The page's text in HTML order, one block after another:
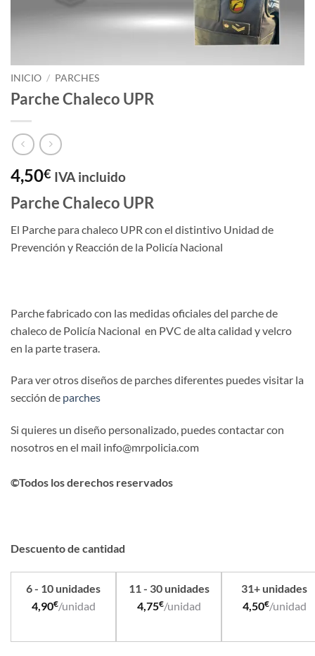
INICIO / PARCHES
Parche Chaleco UPR
4,50€ IVA incluido
Parche Chaleco UPR
El Parche para chaleco UPR con el distintivo Unidad de
Prevención y Reacción de la Policía Nacional
Parche fabricado con las medidas oficiales del parche de
chaleco de Policía Nacional en PVC de alta calidad y velcro
en la parte trasera.
Para ver otros diseños de parches diferentes puedes visitar la
sección de parches
Si quieres un diseño personalizado, puedes contactar con
nosotros en el mail info@mrpolicia.com
©Todos los derechos reservados
Descuento de cantidad
6 - 10 unidades
4,90€/unidad
11 - 30 unidades
4,75€/unidad
31+ unidades
4,50€/unidad